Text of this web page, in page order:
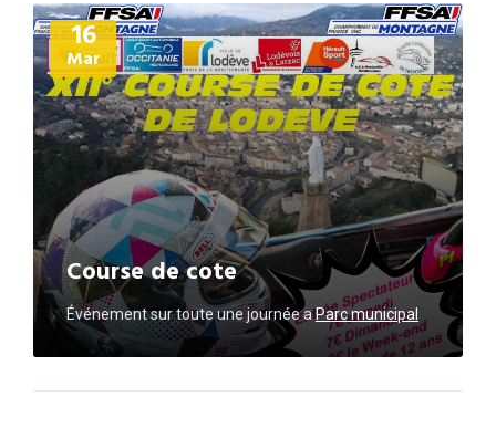
16
Mar
Course de cote
Événement sur toute une journéeaParc municipal
Plus
d'informations